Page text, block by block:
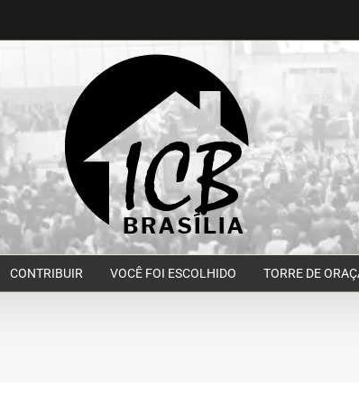
CONTRIBUIR VOCÊ FOI ESCOLHIDO TORRE DE